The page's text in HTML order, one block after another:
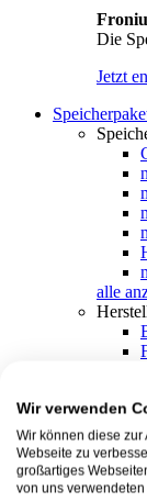
Die
Jetzt
alle
Wir verwenden
Wir können diese
Webseite zu
großartiges
von uns